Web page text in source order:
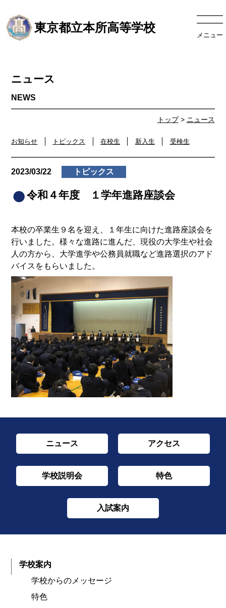
東京都立本所高等学校
メニュー
トップ> ニュース
ニュース
お知らせ トピックス 在校生 新入生 受検生
2023/03/22 トピックス
令和４年度 １学年進路座談会
本校の卒業生９名を迎え、１年生に向けた進路座談会を
行いました。様々な進路に進んだ、現役の大学生や社会
人の方から、大学進学や公務員就職など進路選択のアド
バイスをもらいました。
ニュース アクセス
学校説明会 特色
入試案内
学校案内
学校からのメッセージ
特色